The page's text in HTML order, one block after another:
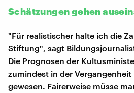
Schätzungen gehen
"Für realistischer halte ich die
Stiftung", sagt
Die Prognosen der
zumindest in der
gewesen. Fairerweise müsse